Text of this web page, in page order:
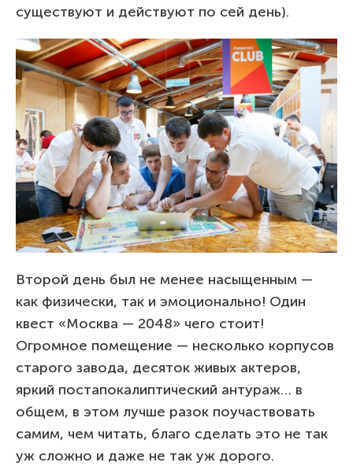
существуют и действуют по сей день).
Второй день был не менее насыщенным —
как физически, так и эмоционально! Один
квест «Москва — 2048» чего стоит!
Огромное помещение — несколько корпусов
старого завода, десяток живых актеров,
яркий постапокалиптический антураж… в
общем, в этом лучше разок поучаствовать
самим, чем читать, благо сделать это не так
уж сложно и даже не так уж дорого.